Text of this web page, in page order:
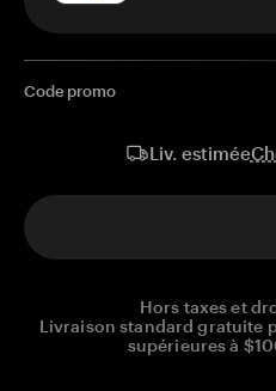
Code promo
Liv. estimée
Hors taxes et
Livraison standard gratuite
supérieures à